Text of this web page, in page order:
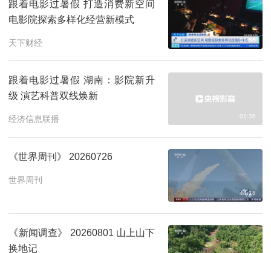
跟着电影过暑假 打造消费新空间
电影院探索多样化经营新模式
天下财经 01:55
跟着电影过暑假 湖南：影院新升
级 演艺科普双线焕新
经济信息联播 01:36
《世界周刊》 20260726
世界周刊
44:18
《新闻调查》 20260801 山上山下
换地记